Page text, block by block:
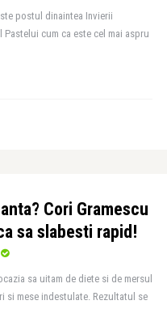
postul dinaintea Invierii
cum ca este cel mai aspru
Cori Gramescu
sa slabesti rapid!
sa uitam de diete si de mersul
si mese indestulate. Rezultatul se